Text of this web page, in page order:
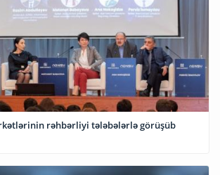
rəhbərliyi tələbələrlə görüşüb